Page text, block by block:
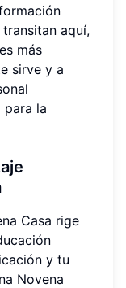
aquí,
más
sirve y a
para la
Casa rige
y tu
Novena